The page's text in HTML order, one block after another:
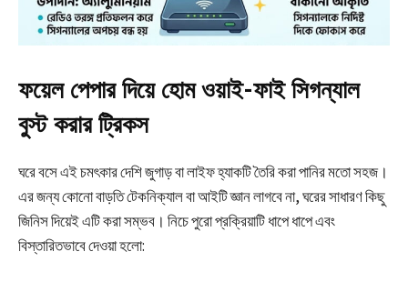
ফয়েল পেপার দিয়ে হোম ওয়াই-ফাই সিগন্যাল
বুস্ট করার ট্রিকস
ঘরে বসে এই চমৎকার দেশি জুগাড় বা লাইফ হ্যাকটি তৈরি করা পানির মতো সহজ।
এর জন্য কোনো বাড়তি টেকনিক্যাল বা আইটি জ্ঞান লাগবে না, ঘরের সাধারণ কিছু
জিনিস দিয়েই এটি করা সম্ভব। নিচে পুরো প্রক্রিয়াটি ধাপে ধাপে এবং
বিস্তারিতভাবে দেওয়া হলো: